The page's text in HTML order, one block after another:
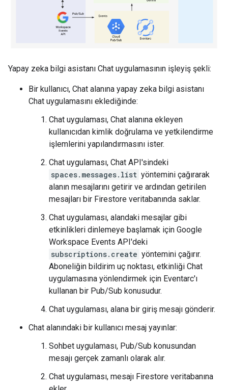
Yapay zeka bilgi asistanı Chat uygulamasının işleyiş şekli:
Bir kullanıcı, Chat alanına yapay zeka bilgi asistanı
Chat uygulamasını eklediğinde:
Chat uygulaması, Chat alanına ekleyen
kullanıcıdan kimlik doğrulama ve yetkilendirme
işlemlerini yapılandırmasını ister.
Chat uygulaması, Chat API'sindeki
spaces.messages.list yöntemini çağırarak
alanın mesajlarını getirir ve ardından getirilen
mesajları bir Firestore veritabanında saklar.
Chat uygulaması, alandaki mesajlar gibi
etkinlikleri dinlemeye başlamak için Google
Workspace Events API'deki
subscriptions.create yöntemini çağırır.
Aboneliğin bildirim uç noktası, etkinliği Chat
uygulamasına yönlendirmek için Eventarc'ı
kullanan bir Pub/Sub konusudur.
Chat uygulaması, alana bir giriş mesajı gönderir.
Chat alanındaki bir kullanıcı mesaj yayınlar:
Sohbet uygulaması, Pub/Sub konusundan
mesajı gerçek zamanlı olarak alır.
Chat uygulaması, mesajı Firestore veritabanına